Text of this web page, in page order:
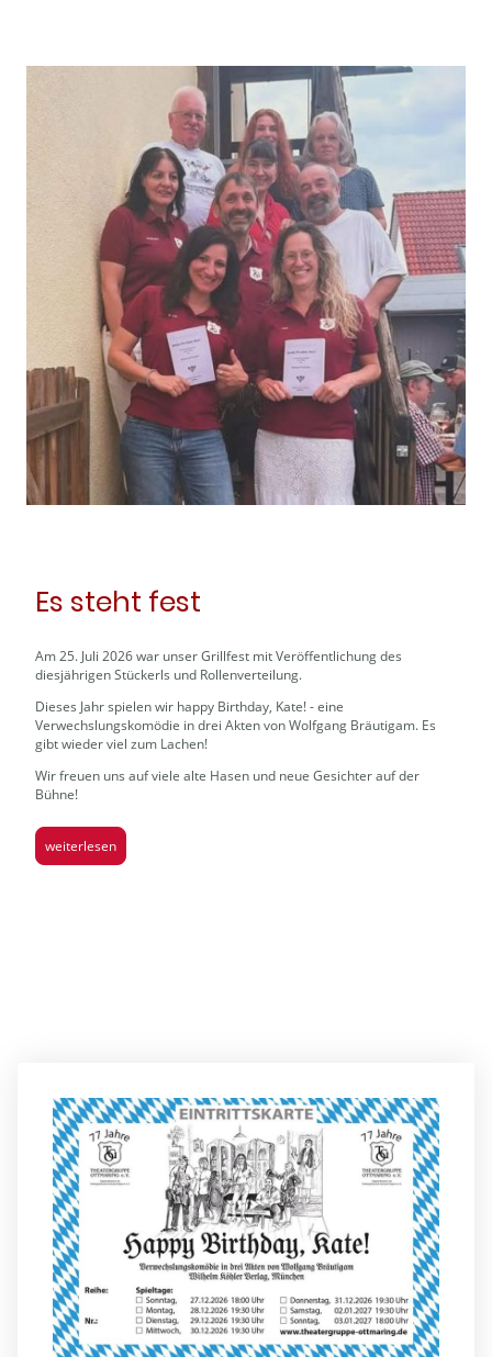
Es steht fest
Am 25. Juli 2026 war unser Grillfest mit Veröffentlichung des
diesjährigen Stückerls und Rollenverteilung.
Dieses Jahr spielen wir happy Birthday, Kate! - eine
Verwechslungskomödie in drei Akten von Wolfgang Bräutigam. Es
gibt wieder viel zum Lachen!
Wir freuen uns auf viele alte Hasen und neue Gesichter auf der
Bühne!
weiterlesen